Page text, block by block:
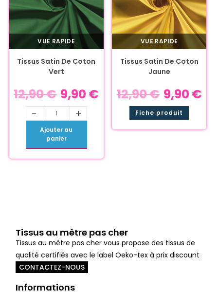
VUE RAPIDE
Tissus Satin De Coton
Vert
12,90€ 9,90 €
- +
Ajouter au
panier
VUE RAPIDE
Tissus Satin De Coton
Jaune
12,90€ 9,90 €
Fiche produit
Tissus au mètre pas cher
Tissus au mètre pas cher vous propose des tissus de
qualité certifiés avec le label Oeko-tex à prix discount
CONTACTEZ-NOUS
Informations